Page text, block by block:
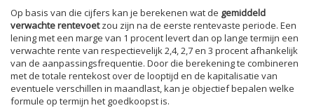
Op basis van die cijfers kan je berekenen wat de gemiddeld
verwachte rentevoetzou zijn na de eerste rentevaste periode. Een
lening met een marge van 1 procent levert dan op lange termijn een
verwachte rente van respectievelijk 2,4, 2,7 en 3 procent afhankelijk
van de aanpassingsfrequentie. Door die berekening te combineren
met de totale rentekost over de looptijd en de kapitalisatie van
eventuele verschillen in maandlast, kan je objectief bepalen welke
formule op termijn het goedkoopst is.